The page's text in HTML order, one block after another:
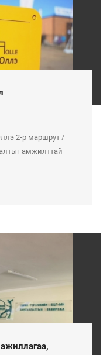
2-р маршрут /
амжилттай